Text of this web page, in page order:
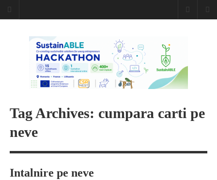
Tag Archives: cumpara carti pe
neve
Intalnire pe neve